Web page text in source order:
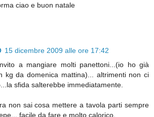
ciao e buon natale
15 dicembre 2009 alle ore 17:42
a mangiare molti panettoni...(io ho già
kg da domenica mattina)... altrimenti non ci
sfida salterebbe immediatamente.
non sai cosa mettere a tavola parti sempre
facile da fare e molto calorico.